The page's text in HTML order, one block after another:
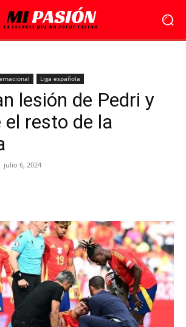
Liga española
lesión de Pedri y
el resto de la
julio 6, 2024